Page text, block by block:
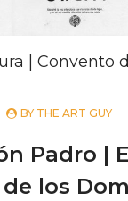
| Convento
BY THE ART GUY
Padro |
los